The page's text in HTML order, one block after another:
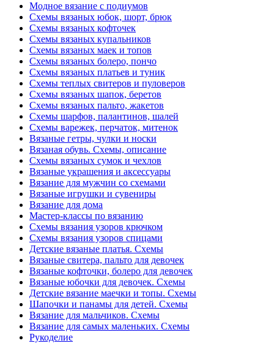
Модное вязание с подиумов
Схемы вязаных юбок, шорт, брюк
Схемы вязаных кофточек
Схемы вязаных купальников
Схемы вязаных маек и топов
Схемы вязаных болеро, пончо
Схемы вязаных платьев и туник
Схемы теплых свитеров и пуловеров
Схемы вязаных шапок, беретов
Схемы вязаных пальто, жакетов
Схемы шарфов, палантинов, шалей
Схемы варежек, перчаток, митенок
Вязаные гетры, чулки и носки
Вязаная обувь. Схемы, описание
Схемы вязаных сумок и чехлов
Вязаные украшения и аксессуары
Вязание для мужчин со схемами
Вязаные игрушки и сувениры
Вязание для дома
Мастер-классы по вязанию
Схемы вязания узоров крючком
Схемы вязания узоров спицами
Детские вязаные платья. Схемы
Вязаные свитера, пальто для девочек
Вязаные кофточки, болеро для девочек
Вязаные юбочки для девочек. Схемы
Детские вязание маечки и топы. Схемы
Шапочки и панамы для детей. Схемы
Вязание для мальчиков. Схемы
Вязание для самых маленьких. Схемы
Рукоделие